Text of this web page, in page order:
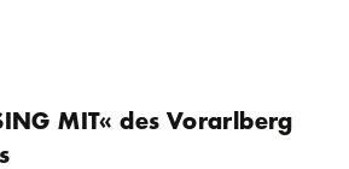
MIT« des Vorarlberg